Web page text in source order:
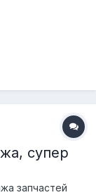
супер
запчастей